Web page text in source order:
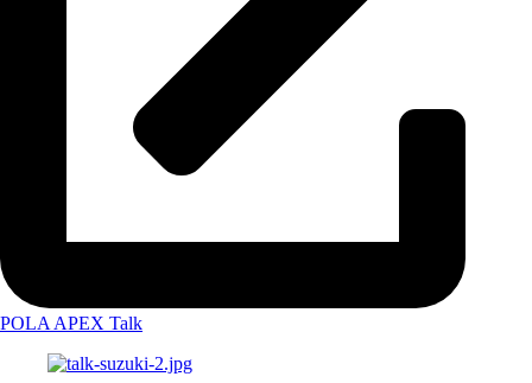
POLA APEX Talk